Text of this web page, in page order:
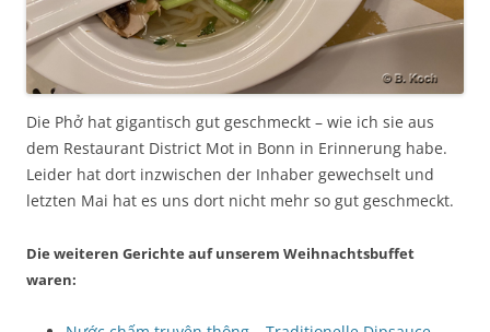
Die Phở hat gigantisch gut geschmeckt – wie ich sie aus
dem Restaurant District Mot in Bonn in Erinnerung habe.
Leider hat dort inzwischen der Inhaber gewechselt und
letzten Mai hat es uns dort nicht mehr so gut geschmeckt.
Die weiteren Gerichte auf unserem Weihnachtsbuffet
waren: